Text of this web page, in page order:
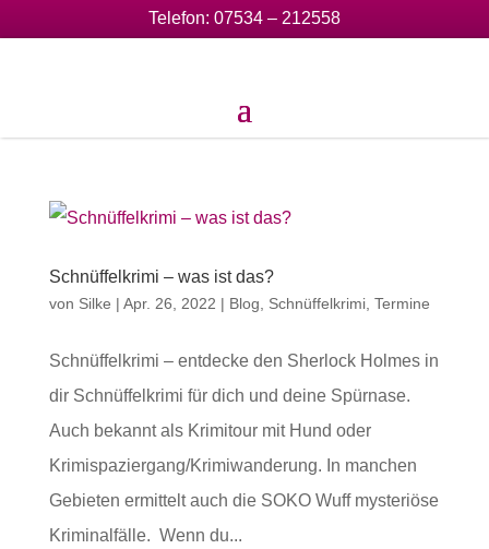
Telefon: 07534 – 212558
Schnüffelkrimi – was ist das?
von Silke | Apr. 26, 2022 | Blog Schnüffelkrimi, Termine
Schnüffelkrimi – entdecke den Sherlock Holmes in
dir Schnüffelkrimi für dich und deine Spürnase.
Auch bekannt als Krimitour mit Hund oder
Krimispaziergang/Krimiwanderung. In manchen
Gebieten ermittelt auch die SOKO Wuff mysteriöse
Kriminalfälle. Wenn du...